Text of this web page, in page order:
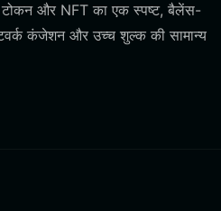
और NFT का एक स्पष्ट, बैलेंस-
कंजेशन और उच्च शुल्क की सामान्य